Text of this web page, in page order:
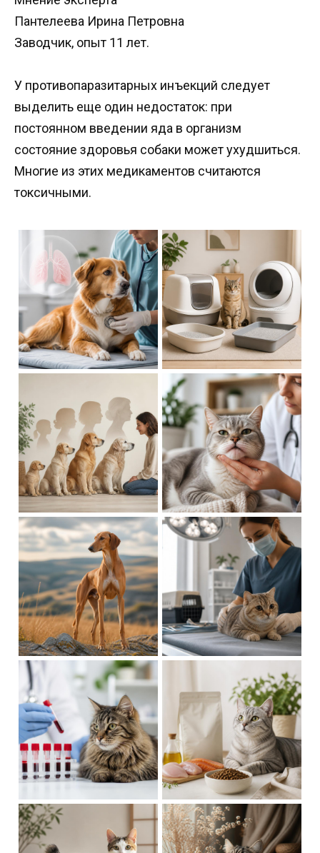
Пантелеева Ирина Петровна
Заводчик, опыт 11 лет.
У противопаразитарных инъекций следует
выделить еще один недостаток: при
постоянном введении яда в организм
состояние здоровья собаки может ухудшиться.
Многие из этих медикаментов считаются
токсичными.